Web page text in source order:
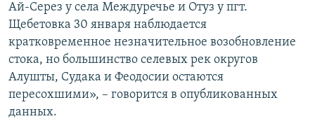
Ай-Серез у села Междуречье и Отуз у пгт.
Щебетовка 30 января наблюдается
кратковременное незначительное возобновление
стока, но большинство селевых рек округов
Алушты, Судака и Феодосии остаются
пересохшими», – говорится в опубликованных
данных.